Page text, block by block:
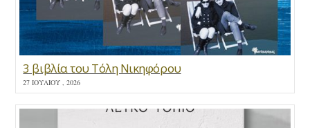
3 βιβλία του Τόλη Νικηφόρου
27 ΙΟΥΛΊΟΥ , 2026